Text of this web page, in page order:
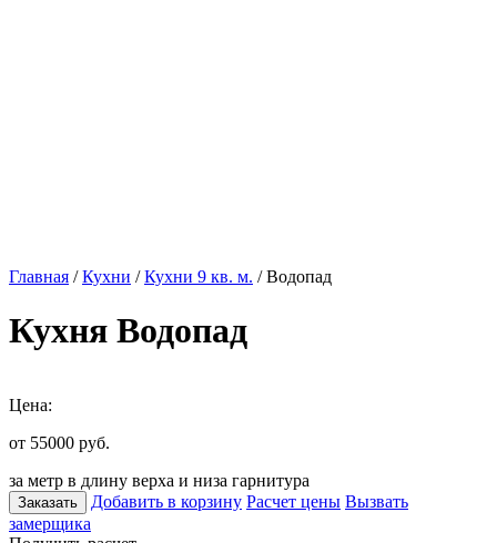
Главная /Кухни /Кухни 9 кв. м. / Водопад
Кухня Водопад
Цена:
от 55000 руб.
за метр в длину верха и низа гарнитура
Заказать Добавить в корзину Расчет цены Вызвать
замерщика